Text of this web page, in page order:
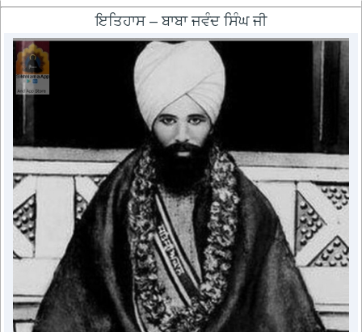
ਇਤਿਹਾਸ – ਬਾਬਾ ਜਵੰਦ ਸਿੰਘ ਜੀ